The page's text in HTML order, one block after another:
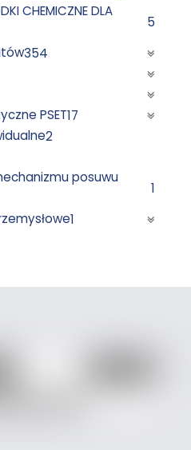
CHEMICZNE DLA
5
354
PSET17
2
posuwu
1
1